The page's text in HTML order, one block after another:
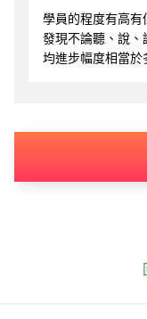
學員的程度有高有
發現不論聽、說、
均進步幅度相當於